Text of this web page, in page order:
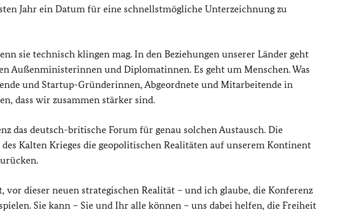
Jahr ein Datum für eine schnellstmögliche Unterzeichnung zu
sie technisch klingen mag. In den Beziehungen unserer Länder geht
Außenministerinnen und Diplomatinnen. Es geht um Menschen. Was
und Startup-Gründerinnen, Abgeordnete und Mitarbeitende in
dass wir zusammen stärker sind.
das deutsch-britische Forum für genau solchen Austausch. Die
Kalten Krieges die geopolitischen Realitäten auf unserem Kontinent
dieser neuen strategischen Realität – und ich glaube, die Konferenz
Sie kann – Sie und Ihr alle können – uns dabei helfen, die Freiheit